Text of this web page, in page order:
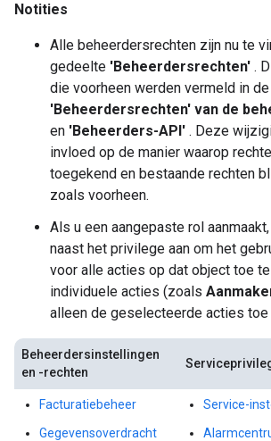
Notities
Alle beheerdersrechten zijn nu te
gedeelte 'Beheerdersrechten' .
die voorheen werden vermeld in
'Beheerdersrechten' van de
en 'Beheerders-API' . Deze
invloed op de manier waarop
toegekend en bestaande rechten
zoals voorheen.
Als u een aangepaste rol
naast het privilege aan om het
voor alle acties op dat object toe
individuele acties (zoals
alleen de geselecteerde acties toe
Beheerdersinstellingen
en -rechten
Facturatiebeheer
Gegevensoverdracht
Service-